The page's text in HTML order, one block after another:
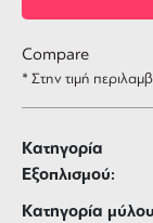
Compare
* Στην τιμή
Κατηγορία
Εξοπλισμού:
Κατηγορία μύλου